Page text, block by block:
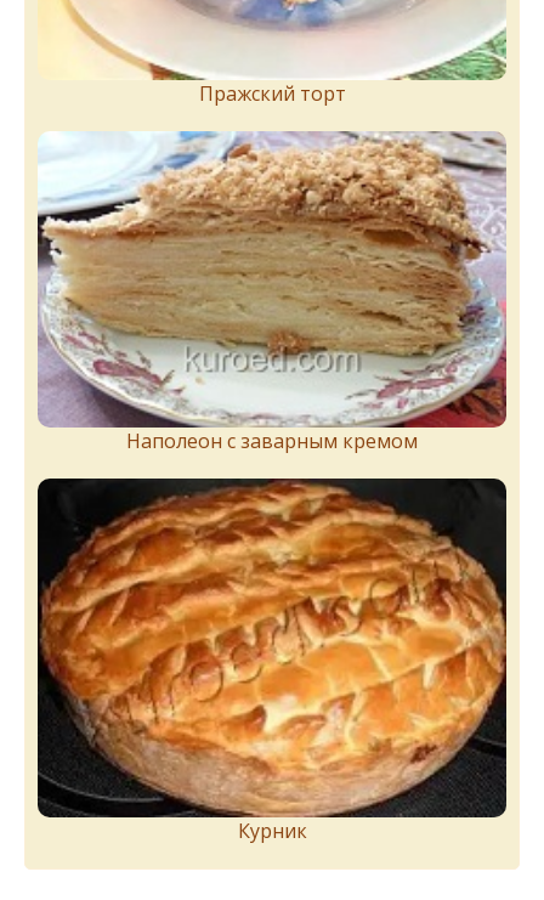
Пражский торт
Наполеон с заварным кремом
Курник